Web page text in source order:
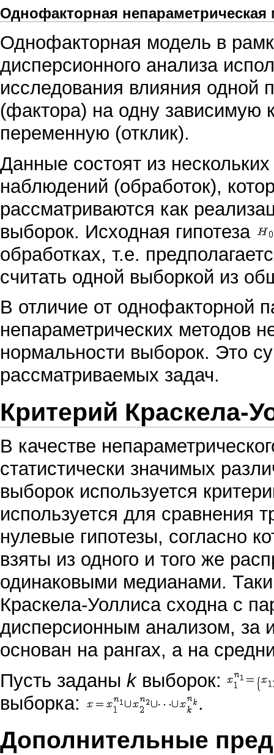
Однофакторная непараметрическая
Однофакторная модель в
дисперсионного анализа
исследования влияния одной
(фактора) на одну зависимую
переменную (отклик).
Данные состоят из
наблюдений (обработок),
рассматриваются как
выборок. Исходная гипотеза
обработках, т.е.
считать одной выборкой из
В отличие от однофакторной
непараметрических методов
нормальности выборок. Это
рассматриваемых задач.
Критерий Краскела-
В качестве
статистически значимых
выборок используется
используется для сравнения
нулевые гипотезы, согласно
взяты из одного и того же
одинаковыми медианами.
Краскела-Уоллиса сходна с
дисперсионным анализом, за
основан на рангах, а на
Пусть заданы kвыборок:
выборка:
.
Дополнительные